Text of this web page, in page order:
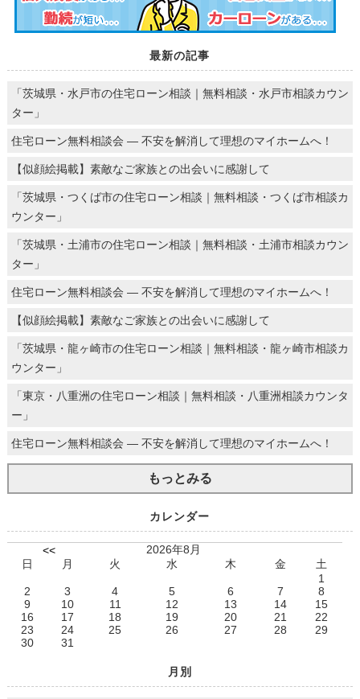
最新の記事
「茨城県・水戸市の住宅ローン相談｜無料相談・水戸市相談カウン
ター」
住宅ローン無料相談会 ― 不安を解消して理想のマイホームへ！
【似顔絵掲載】素敵なご家族との出会いに感謝して
「茨城県・つくば市の住宅ローン相談｜無料相談・つくば市相談カ
ウンター」
「茨城県・土浦市の住宅ローン相談｜無料相談・土浦市相談カウン
ター」
住宅ローン無料相談会 ― 不安を解消して理想のマイホームへ！
【似顔絵掲載】素敵なご家族との出会いに感謝して
「茨城県・龍ヶ崎市の住宅ローン相談｜無料相談・龍ヶ崎市相談カ
ウンター」
「東京・八重洲の住宅ローン相談｜無料相談・八重洲相談カウンタ
ー」
住宅ローン無料相談会 ― 不安を解消して理想のマイホームへ！
もっとみる
カレンダー
<<
2026年8月
日
月 火 水 木 金
土
1
2
3 4 5 6 7
8
9
10 11 12 13 14
15
16
17 18 19 20 21
22
23
24 25 26 27 28
29
30
31
月別